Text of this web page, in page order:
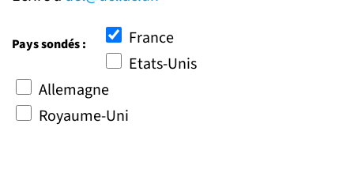
Pays sondés :
France
Etats-Unis
Allemagne
Royaume-Uni